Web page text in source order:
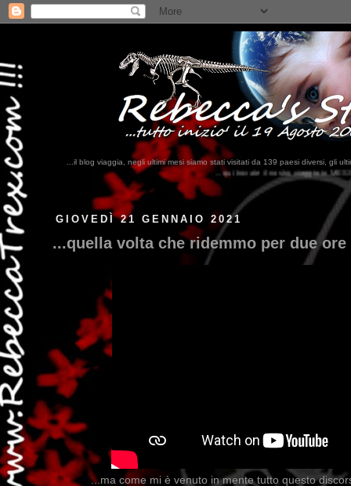
...il blog viaggia, negli ultimi mesi siamo stati visitati da 139 paesi diversi, gli
...qui trovate il nostro viaggio in MESSICO 2023...clikka qui !!!
GIOVEDÌ 21 GENNAIO 2021
...quella volta che ridemmo per due
...ma come mi è venuto in mente tutto questo